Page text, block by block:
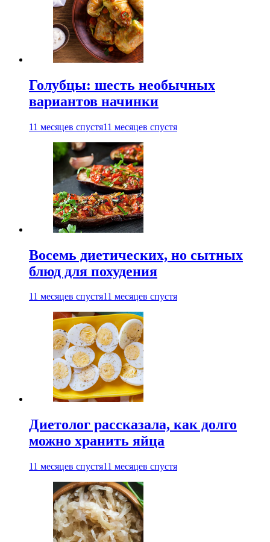
Голубцы: шесть необычных
вариантов начинки
11 месяцев спустя11 месяцев спустя
Восемь диетических, но сытных
блюд для похудения
11 месяцев спустя11 месяцев спустя
Диетолог рассказала, как долго
можно хранить яйца
11 месяцев спустя11 месяцев спустя